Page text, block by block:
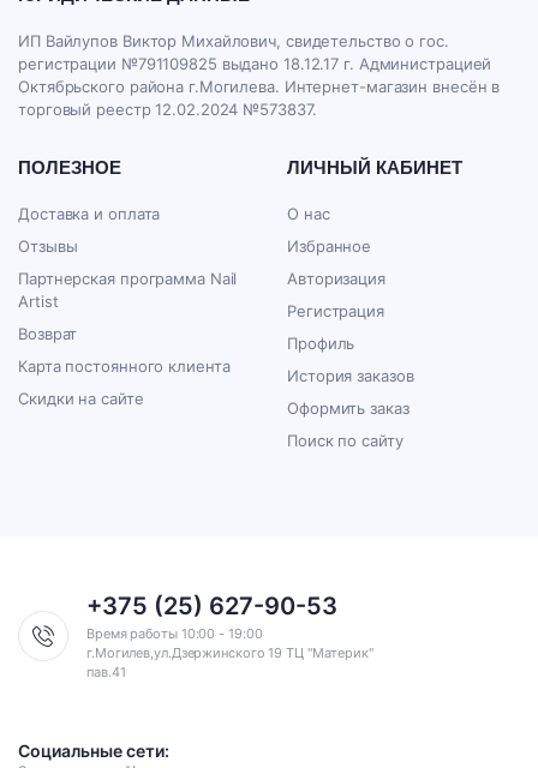
ИП Вайлупов Виктор Михайлович, свидетельство о гос.
регистрации №791109825 выдано 18.12.17 г. Администрацией
Октябрьского района г.Могилева. Интернет-магазин внесён в
торговый реестр 12.02.2024 №573837.
ПОЛЕЗНОЕ
Доставка и оплата
Отзывы
Партнерская программа Nail
Artist
Возврат
Карта постоянного клиента
Скидки на сайте
ЛИЧНЫЙ КАБИНЕТ
О нас
Избранное
Авторизация
Регистрация
Профиль
История заказов
Оформить заказ
Поиск по сайту
+375 (25) 627-90-53
Время работы 10:00 - 19:00
г.Могилев,ул.Дзержинского 19 ТЦ "Материк"
пав.41
Социальные сети: